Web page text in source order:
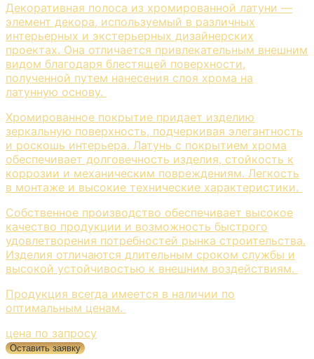
Декоративная полоса из хромированной латуни —
элемент декора, используемый в различных
интерьерных и экстерьерных дизайнерских
проектах. Она отличается привлекательным внешним
видом благодаря блестящей поверхности,
полученной путем нанесения слоя хрома на
латунную основу.
Хромированное покрытие придает изделию
зеркальную поверхность, подчеркивая элегантность
и роскошь интерьера. Латунь с покрытием хрома
обеспечивает долговечность изделия, стойкость к
коррозии и механическим повреждениям. Легкость
в монтаже и высокие технические характеристики.
Собственное производство обеспечивает высокое
качество продукции и возможность быстрого
удовлетворения потребностей рынка строительства.
Изделия отличаются длительным сроком службы и
высокой устойчивостью к внешним воздействиям.
Продукция всегда имеется в наличии по
оптимальным ценам.
цена по запросу
Оставить заявку